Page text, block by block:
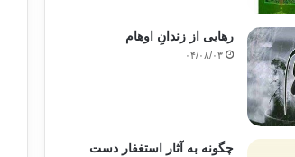
رهایی از زندانِ اوهام
۰۴/۰۸/۰۳
چگونه به آثار استغفار دست